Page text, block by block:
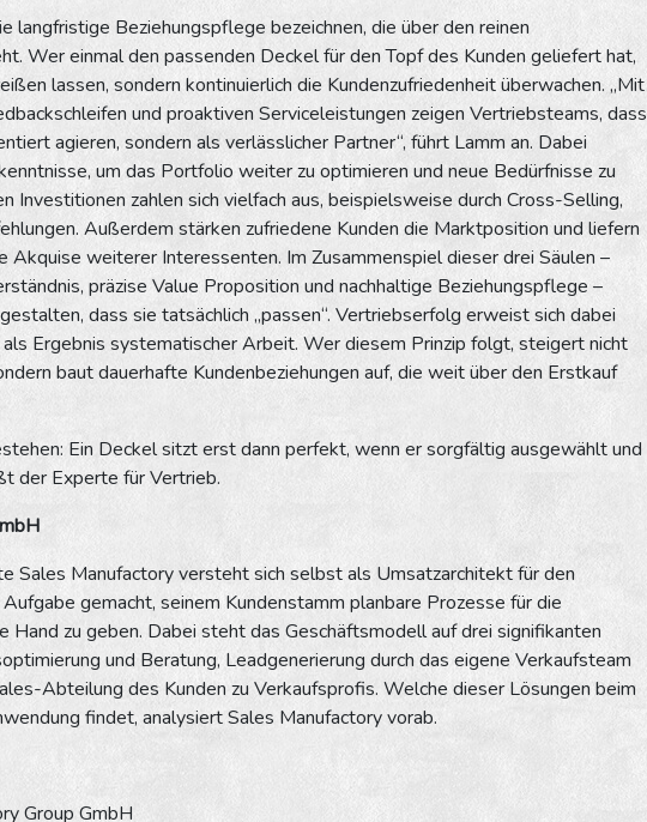
langfristige Beziehungspflege bezeichnen, die über den reinen
Wer einmal den passenden Deckel für den Topf des Kunden geliefert hat,
lassen, sondern kontinuierlich die Kundenzufriedenheit überwachen. „Mit
und proaktiven Serviceleistungen zeigen Vertriebsteams, dass
agieren, sondern als verlässlicher Partner“, führt Lamm an. Dabei
um das Portfolio weiter zu optimieren und neue Bedürfnisse zu
Investitionen zahlen sich vielfach aus, beispielsweise durch Cross-Selling,
Außerdem stärken zufriedene Kunden die Marktposition und liefern
Akquise weiterer Interessenten. Im Zusammenspiel dieser drei Säulen –
präzise Value Proposition und nachhaltige Beziehungspflege –
dass sie tatsächlich „passen“. Vertriebserfolg erweist sich dabei
Ergebnis systematischer Arbeit. Wer diesem Prinzip folgt, steigert nicht
baut dauerhafte Kundenbeziehungen auf, die weit über den Erstkauf
Ein Deckel sitzt erst dann perfekt, wenn er sorgfältig ausgewählt und
der Experte für Vertrieb.
Sales Manufactory versteht sich selbst als Umsatzarchitekt für den
gemacht, seinem Kundenstamm planbare Prozesse für die
Hand zu geben. Dabei steht das Geschäftsmodell auf drei signifikanten
und Beratung, Leadgenerierung durch das eigene Verkaufsteam
Abteilung des Kunden zu Verkaufsprofis. Welche dieser Lösungen beim
findet, analysiert Sales Manufactory vorab.
Group GmbH